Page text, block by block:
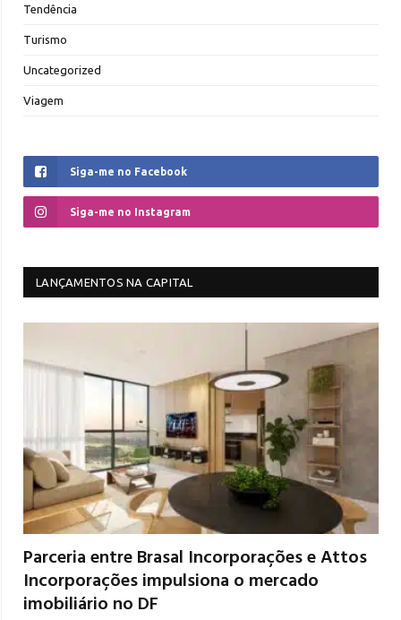
Tendência
Turismo
Uncategorized
Viagem
Siga-me no Facebook
Siga-me no Instagram
LANÇAMENTOS NA CAPITAL
Parceria entre Brasal Incorporações e Attos
Incorporações impulsiona o mercado
imobiliário no DF